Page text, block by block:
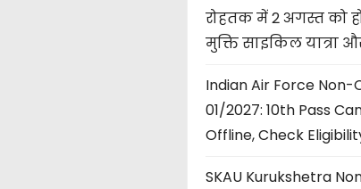
रोहतक में 2 अगस्त को
मुक्ति साइकिल यात्रा
Indian Air Force
01/2027: 10th Pass
Offline, Check
SKAU Kurukshetra